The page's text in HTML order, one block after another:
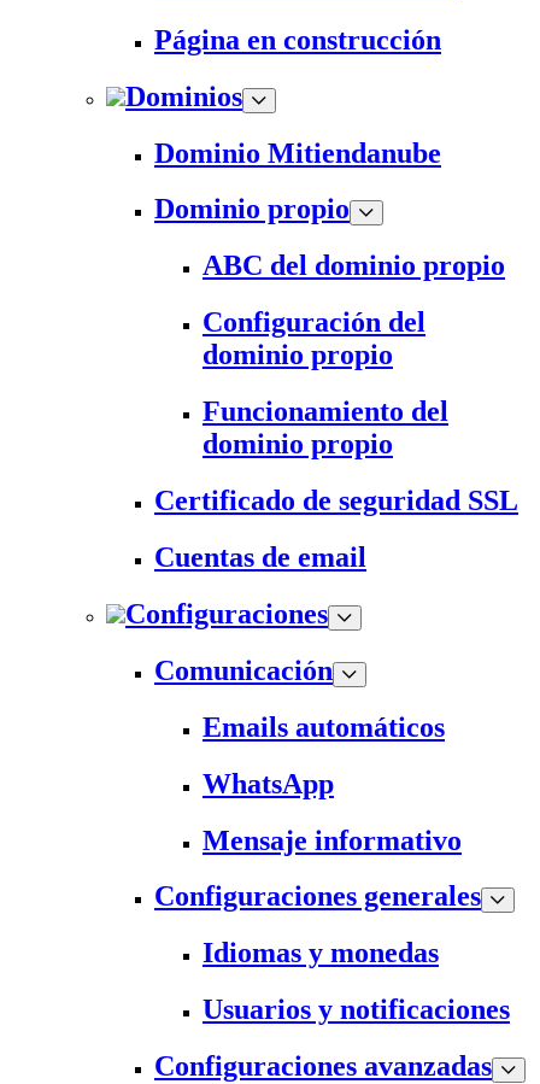
Página en construcción
Dominios
Dominio Mitiendanube
Dominio propio
ABC del dominio propio
Configuración del
dominio propio
Funcionamiento del
dominio propio
Certificado de seguridad SSL
Cuentas de email
Configuraciones
Comunicación
Emails automáticos
WhatsApp
Mensaje informativo
Configuraciones generales
Idiomas y monedas
Usuarios y notificaciones
Configuraciones avanzadas